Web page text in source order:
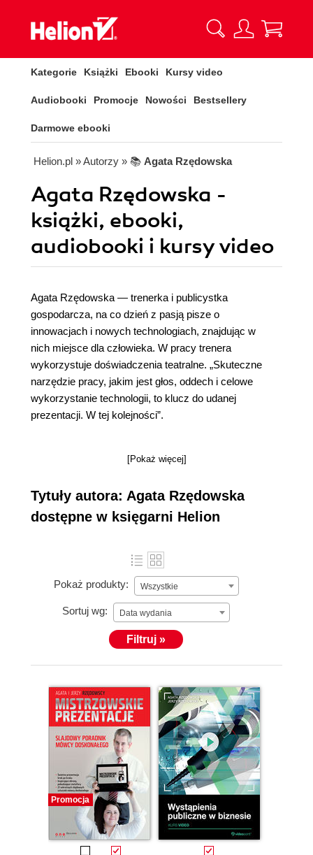
Kategorie Książki Ebooki Kursy video
Audiobooki Promocje Nowości Bestsellery
Darmowe ebooki
Helion.pl » Autorzy » 📚 Agata Rzędowska
Agata Rzędowska -
książki, ebooki,
audiobooki i kursy video
Agata Rzędowska — trenerka i publicystka
gospodarcza, na co dzień z pasją pisze o
innowacjach i nowych technologiach, znajdując w
nich miejsce dla człowieka. W pracy trenera
wykorzystuje doświadczenia teatralne. „Skuteczne
narzędzie pracy, jakim jest głos, oddech i celowe
wykorzystanie technologii, to klucz do udanej
prezentacji. W tej kolejności”.
[Pokaż więcej]
Tytuły autora: Agata Rzędowska
dostępne w księgarni Helion
Pokaż produkty: Wszystkie
Sortuj wg: Data wydania
Filtruj »
Promocja